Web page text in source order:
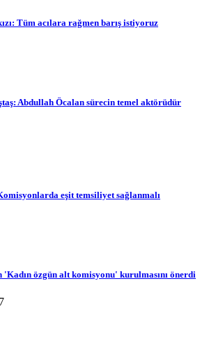
Tüm acılara rağmen barış istiyoruz
Abdullah Öcalan sürecin temel aktörüdür
eşit temsiliyet sağlanmalı
'Kadın özgün alt komisyonu' kurulmasını önerdi